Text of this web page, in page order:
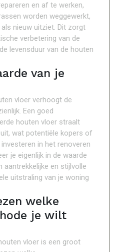
en af te werken,
worden weggewerkt,
nieuw uitziet. Dit zorgt
verbetering van de
levensduur van de houten
van je
vloer verhoogt de
Een goed
houten vloer straalt
wat potentiële kopers of
in het renoveren
je eigenlijk in de waarde
aantrekkelijke en stijlvolle
uitstraling van je woning
welke
je wilt
vloer is een groot